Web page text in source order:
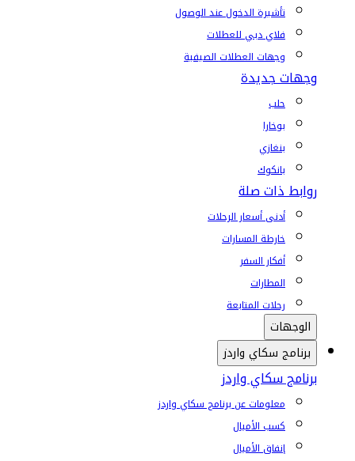
تأشيرة الدخول عند الوصول
فلاي دبي للعطلات
وجهات العطلات الصيفية
وجهات جديدة
حلب
بوخارا
بنغازي
بانكوك
روابط ذات صلة
أدنى أسعار الرحلات
خارطة المسارات
أفكار السفر
المطارات
رحلات المتابعة
الوجهات
برنامج سكاي واردز
برنامج سكاي واردز
معلومات عن برنامج سكاي واردز
كسب الأميال
إنفاق الأميال